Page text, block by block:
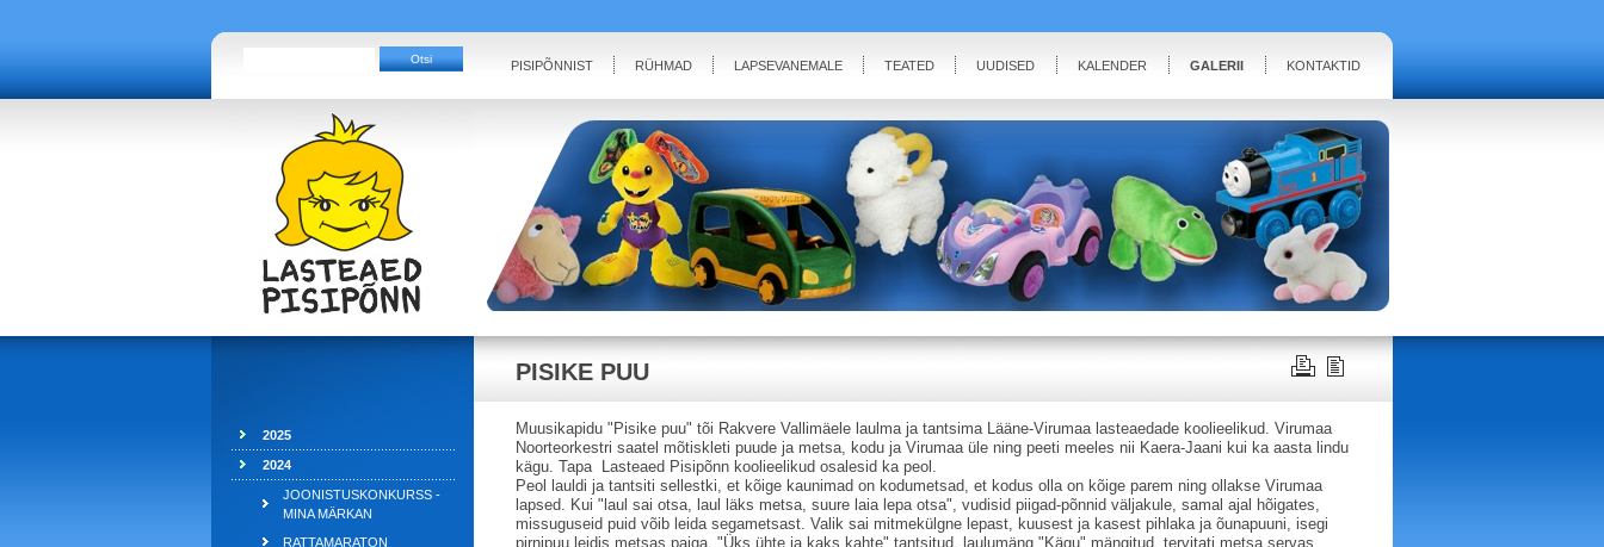
PISIPÕNNIST RÜHMAD LAPSEVANEMALE TEATED UUDISED KALENDER GALERII KONTAKTID
2025
2024
JOONISTUSKONKURSS -
MINA MÄRKAN
RATTAMARATON
PISIKE PUU
Muusikapidu "Pisike puu" tõi Rakvere Vallimäele laulma ja tantsima Lääne-Virumaa lasteaedade koolieelikud. Virumaa
Noorteorkestri saatel mõtiskleti puude ja metsa, kodu ja Virumaa üle ning peeti meeles nii Kaera-Jaani kui ka aasta lindu
kägu. Tapa Lasteaed Pisipõnn koolieelikud osalesid ka peol.
Peol lauldi ja tantsiti sellestki, et kõige kaunimad on kodumetsad, et kodus olla on kõige parem ning ollakse Virumaa
lapsed. Kui "laul sai otsa, laul läks metsa, suure laia lepa otsa", vudisid piigad-põnnid väljakule, samal ajal hõigates,
missuguseid puid võib leida segametsast. Valik sai mitmekülgne lepast, kuusest ja kasest pihlaka ja õunapuuni, isegi
pirnipuu leidis metsas paiga. "Üks ühte ja kaks kahte" tantsitud, laulumäng "Kägu" mängitud, tervitati metsa servas